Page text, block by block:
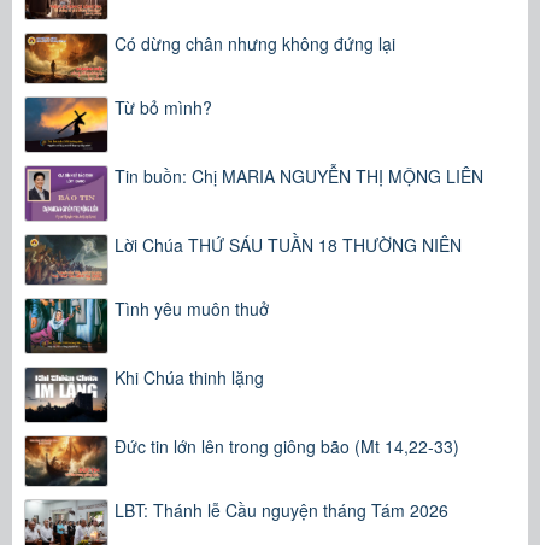
Có dừng chân nhưng không đứng lại
Từ bỏ mình?
Tin buồn: Chị MARIA NGUYỄN THỊ MỘNG LIÊN
Lời Chúa THỨ SÁU TUẦN 18 THƯỜNG NIÊN
Tình yêu muôn thuở
Khi Chúa thinh lặng
Đức tin lớn lên trong giông bão (Mt 14,22-33)
LBT: Thánh lễ Cầu nguyện tháng Tám 2026